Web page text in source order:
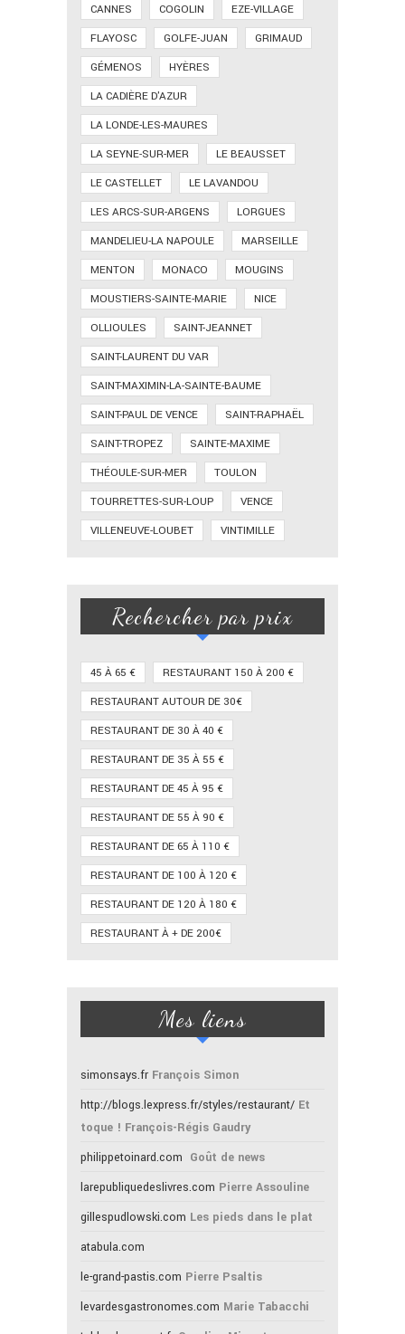
CANNES
COGOLIN
EZE-VILLAGE
FLAYOSC
GOLFE-JUAN
GRIMAUD
GÉMENOS
HYÈRES
LA CADIÈRE D'AZUR
LA LONDE-LES-MAURES
LA SEYNE-SUR-MER
LE BEAUSSET
LE CASTELLET
LE LAVANDOU
LES ARCS-SUR-ARGENS
LORGUES
MANDELIEU-LA NAPOULE
MARSEILLE
MENTON
MONACO
MOUGINS
MOUSTIERS-SAINTE-MARIE
NICE
OLLIOULES
SAINT-JEANNET
SAINT-LAURENT DU VAR
SAINT-MAXIMIN-LA-SAINTE-BAUME
SAINT-PAUL DE VENCE
SAINT-RAPHAËL
SAINT-TROPEZ
SAINTE-MAXIME
THÉOULE-SUR-MER
TOULON
TOURRETTES-SUR-LOUP
VENCE
VILLENEUVE-LOUBET
VINTIMILLE
Rechercher par prix
45 À 65 €
RESTAURANT 150 À 200 €
RESTAURANT AUTOUR DE 30€
RESTAURANT DE 30 À 40 €
RESTAURANT DE 35 À 55 €
RESTAURANT DE 45 À 95 €
RESTAURANT DE 55 À 90 €
RESTAURANT DE 65 À 110 €
RESTAURANT DE 100 À 120 €
RESTAURANT DE 120 À 180 €
RESTAURANT À + DE 200€
Mes liens
simonsays.fr François Simon
http://blogs.lexpress.fr/styles/restaurant/ Et
toque ! François-Régis Gaudry
philippetoinard.com Goût de news
larepubliquedeslivres.com Pierre Assouline
gillespudlowski.com Les pieds dans le plat
atabula.com
le-grand-pastis.com Pierre Psaltis
levardesgastronomes.com Marie Tabacchi